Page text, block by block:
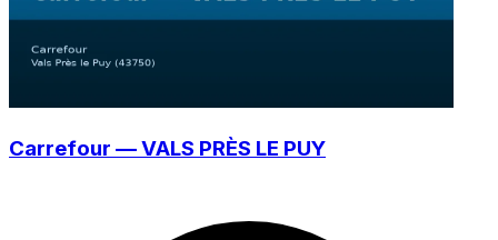
Carrefour — VALS PRÈS LE PUY